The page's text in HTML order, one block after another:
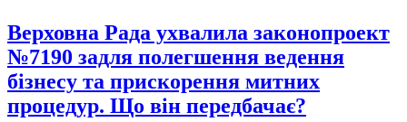
Верховна Рада ухвалила законопроект
№7190 задля полегшення ведення
бізнесу та прискорення митних
процедур. Що він передбачає?